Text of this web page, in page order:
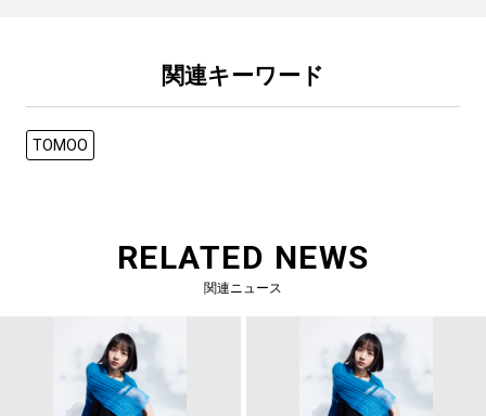
関連キーワード
TOMOO
RELATED NEWS
関連ニュース